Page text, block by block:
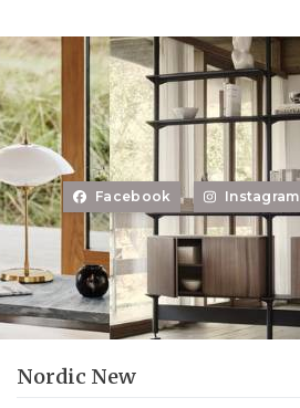
Facebook Instagram
Nordic New